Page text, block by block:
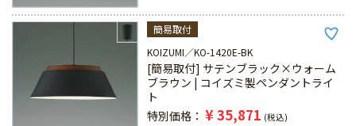
簡易取付
KOIZUMI
KO-1420E-BK
[簡易取付] サテンブラック×ウォーム
ブラウン | コイズミ製ペンダントライ
ト
特別価格
¥35,871 税込